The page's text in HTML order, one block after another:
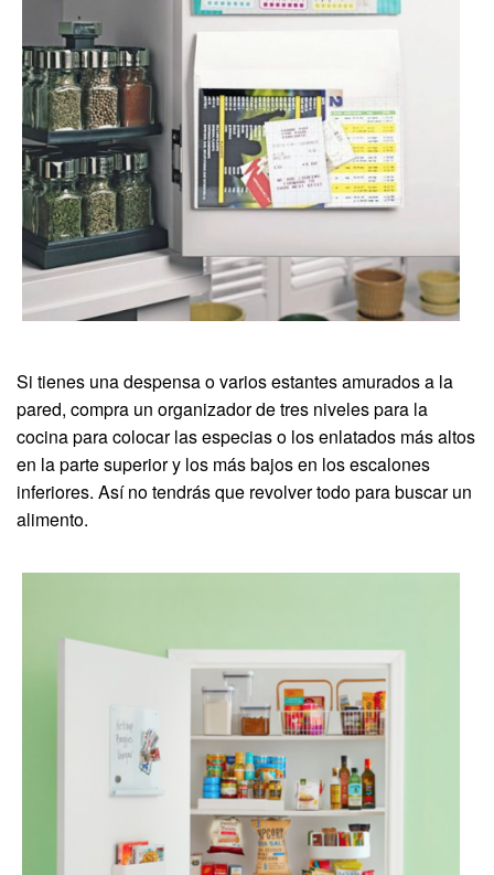
Si tienes una despensa o varios estantes amurados a la
pared, compra un organizador de tres niveles para la
cocina para colocar las especias o los enlatados más altos
en la parte superior y los más bajos en los escalones
inferiores. Así no tendrás que revolver todo para buscar un
alimento.